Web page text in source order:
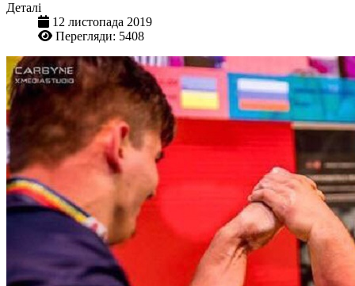
Деталі
12 листопада 2019
Перегляди: 5408